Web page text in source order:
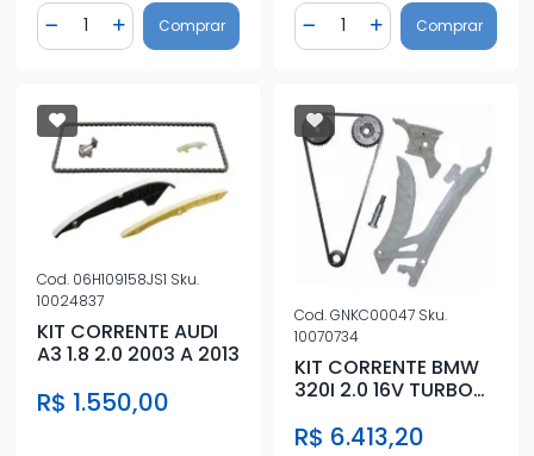
Diminuir Quantidade
Quantidade
Adicionar Quantidade
Comprar Diminuir Quantidade
Quantidade
AdicionarComprar
Cod. 06H109158JS1 Sku.
10024837
KIT CORRENTE AUDI
A3 1.8 2.0 2003 A 2013
R$ 1.550,00
Cod.GNKC00047 Sku.
10070734
KIT CORRENTE BMW
320I 2.0 16V TURBO
N20
R$ 6.413,20